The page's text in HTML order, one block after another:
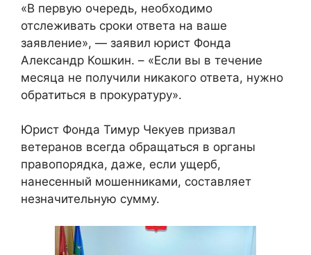
«В первую очередь, необходимо
отслеживать сроки ответа на ваше
заявление», — заявил юрист Фонда
Александр Кошкин. – «Если вы в течение
месяца не получили никакого ответа, нужно
обратиться в прокуратуру».
Юрист Фонда Тимур Чекуев призвал
ветеранов всегда обращаться в органы
правопорядка, даже, если ущерб,
нанесенный мошенниками, составляет
незначительную сумму.